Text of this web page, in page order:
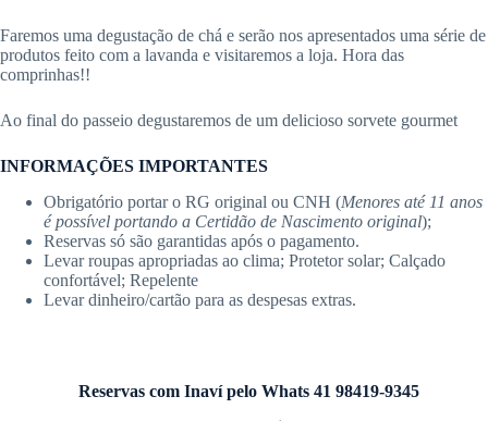
Faremos uma degustação de chá e serão nos apresentados uma série de
produtos feito com a lavanda e visitaremos a loja. Hora das
comprinhas!!
Ao final do passeio degustaremos de um delicioso sorvete gourmet
INFORMAÇÕES IMPORTANTES
Obrigatório portar o RG original ou CNH (Menores até 11 anos
é possível portando a Certidão de Nascimento original);
Reservas só são garantidas após o pagamento.
Levar roupas apropriadas ao clima; Protetor solar; Calçado
confortável; Repelente
Levar dinheiro/cartão para as despesas extras.
Reservas com Inaví pelo Whats 41 98419-9345